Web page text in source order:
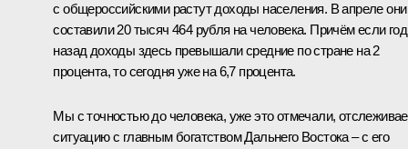
с общероссийскими растут доходы населения. В апреле они
составили 20 тысяч 464 рубля на человека. Причём если год
назад доходы здесь превышали средние по стране на 2
процента, то сегодня уже на 6,7 процента.
Мы с точностью до человека, уже это отмечали,
ситуацию с главным богатством Дальнего Востока – с его